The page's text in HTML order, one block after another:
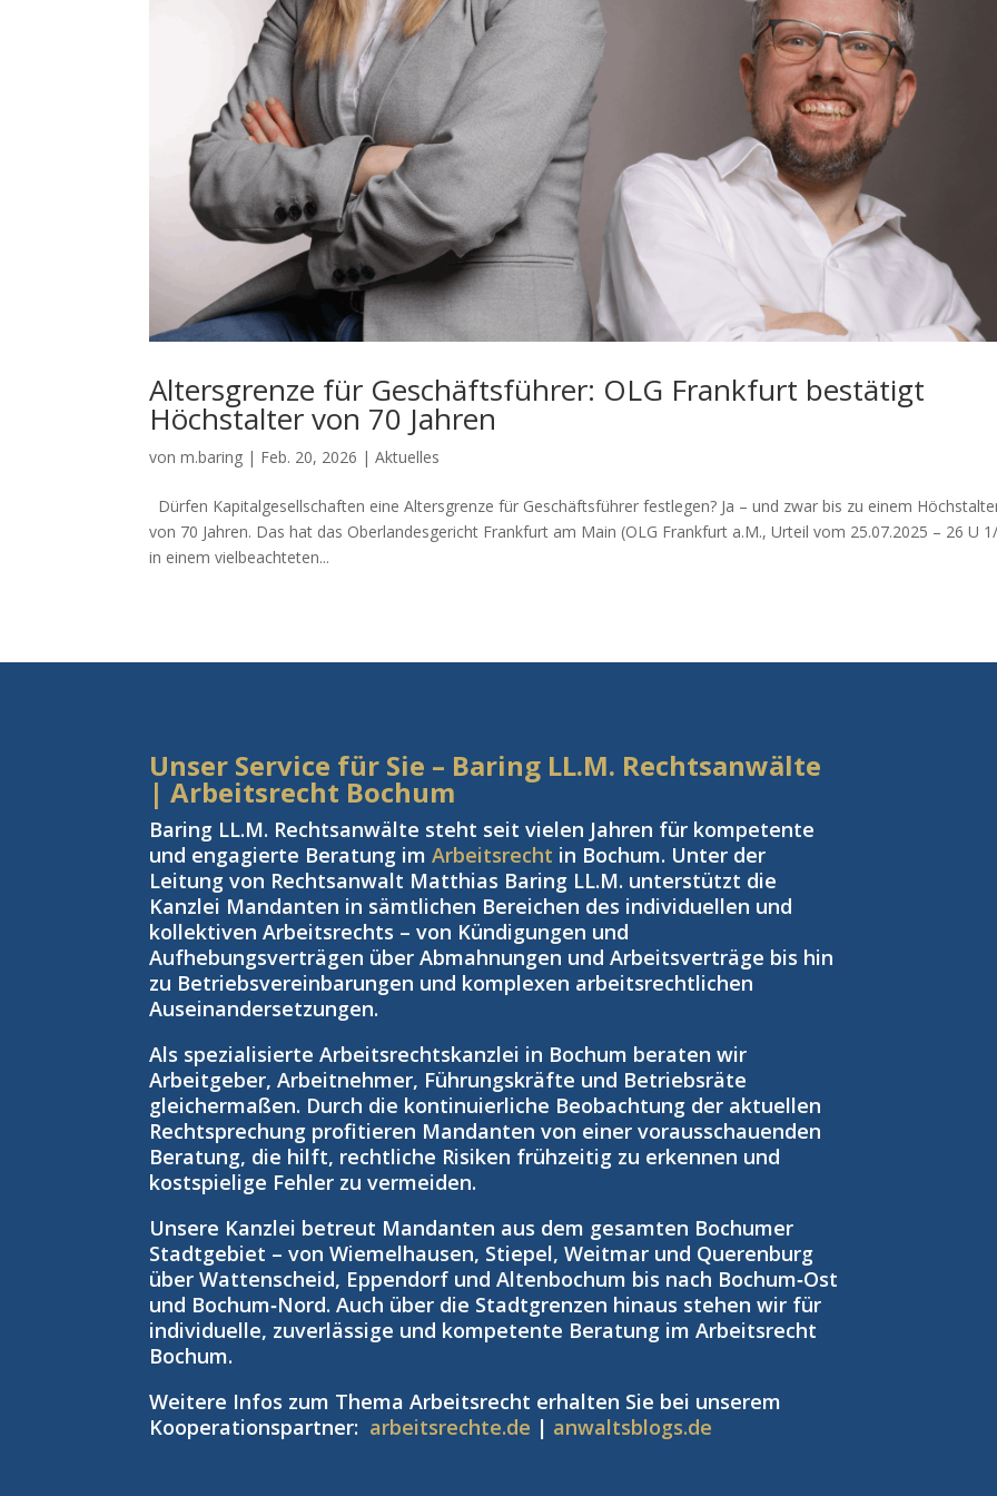
Altersgrenze für Geschäftsführer: OLG Frankfurt bestätigt
Höchstalter von 70 Jahren
vonm.baring | Feb. 20, 2026 |Aktuelles
Dürfen Kapitalgesellschaften eine Altersgrenze für Geschäftsführer festlegen? Ja – und zwar bis zu einem
von 70 Jahren. Das hat das Oberlandesgericht Frankfurt am Main (OLG Frankfurt a.M., Urteil vom 25.07.2025 – 26 U
in einem vielbeachteten...
Unser Service für Sie – Baring LL.M. Rechtsanwälte
| Arbeitsrecht Bochum
Baring LL.M. Rechtsanwälte steht seit vielen Jahren für kompetente
und engagierte Beratung imArbeitsrecht in Bochum. Unter der
Leitung von Rechtsanwalt Matthias Baring LL.M. unterstützt die
Kanzlei Mandanten in sämtlichen Bereichen des individuellen und
kollektiven Arbeitsrechts – von Kündigungen und
Aufhebungsverträgen über Abmahnungen und Arbeitsverträge bis hin
zu Betriebsvereinbarungen und komplexen arbeitsrechtlichen
Auseinandersetzungen.
Als spezialisierte Arbeitsrechtskanzlei in Bochum beraten wir
Arbeitgeber, Arbeitnehmer, Führungskräfte und Betriebsräte
gleichermaßen. Durch die kontinuierliche Beobachtung der aktuellen
Rechtsprechung profitieren Mandanten von einer vorausschauenden
Beratung, die hilft, rechtliche Risiken frühzeitig zu erkennen und
kostspielige Fehler zu vermeiden.
Unsere Kanzlei betreut Mandanten aus dem gesamten Bochumer
Stadtgebiet – von Wiemelhausen, Stiepel, Weitmar und Querenburg
über Wattenscheid, Eppendorf und Altenbochum bis nach Bochum‑Ost
und Bochum‑Nord. Auch über die Stadtgrenzen hinaus stehen wir für
individuelle, zuverlässige und kompetente Beratung im Arbeitsrecht
Bochum.
Weitere Infos zum Thema Arbeitsrecht erhalten Sie bei unserem
Kooperationspartner: arbeitsrechte.de | anwaltsblogs.de